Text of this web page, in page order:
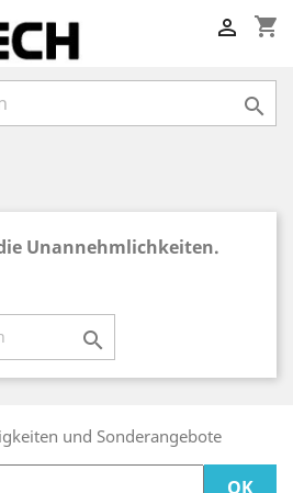
shopping_cart


Unannehmlichkeiten.

und Sonderangebote